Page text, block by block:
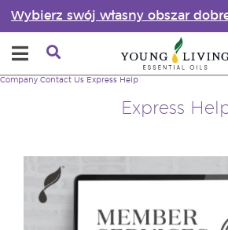
Wybierz swój własny obszar
Express
Company Contact Us Express Help